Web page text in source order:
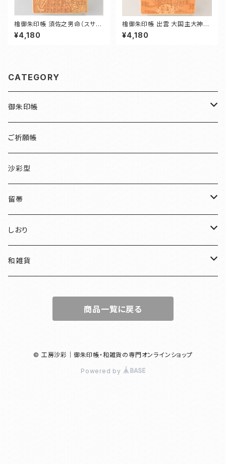
檜御朱印帳 須佐之男命（スサノ
オノミコト）
¥4,180
檜御朱印帳 出雲 大国主大神
（いずも おおくにぬしおおかみ）
¥4,180
CATEGORY
御朱印帳
檜
伏見稲荷
友禅
明智光秀
和装
北条義時
ご祈願帳
沙彩型
留帯
ちりめん
水引
しおり
ちりめん
ねこマーカー日和
和雑貨
プレート
商品一覧に戻る
© 工房沙彩｜御朱印帳・和雑貨の専門オンラインショップ
Powered by